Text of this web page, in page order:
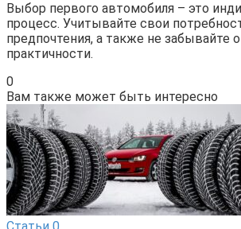
Выбор первого автомобиля – это
процесс. Учитывайте свои
предпочтения, а также не забывайте
практичности.
0
Вам также может быть интересно